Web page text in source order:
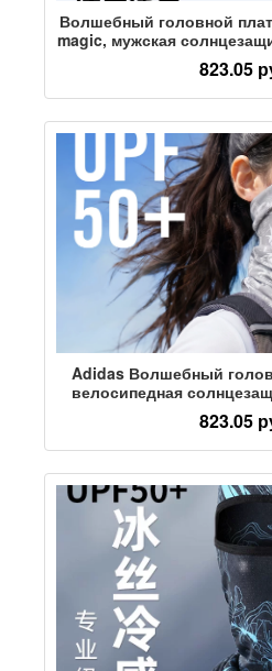
Волшебный головной
magic, мужская
на велосипеде,
полотенце для лица,
нагрудник из
823.05
Adidas Волшебный
велосипедная
для нагрудника,
открытом воздухе,
полотенце для
823.05